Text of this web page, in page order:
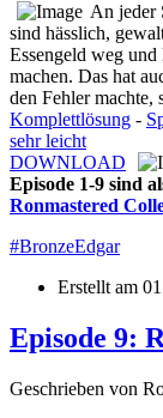
An jeder
sind hässlich,
Essengeld weg und
machen. Das hat
den Fehler machte,
Komplettlösung -
sehr leicht
DOWNLOAD
Episode 1-9 sind
Ronmastered
#BronzeEdgar
Erstellt am
Episode 9:
Geschrieben von